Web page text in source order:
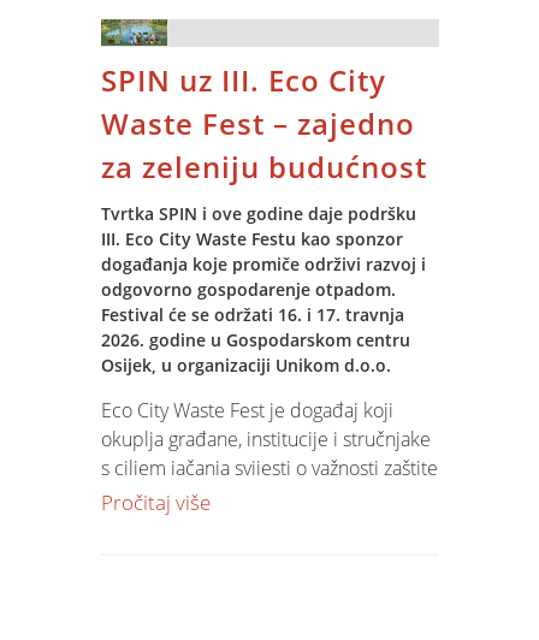
ugostiteljstvo, mobilnu prodaju i
terenski rad.
Zašto Teya?
Teya nudi moderna rješenja za prihvat
jednostavnost korištenja i učinkovitost
poslovanja. Korisnicima su na
raspolaganju brzo procesiranje
transakcija, pregled prometa putem
mobilne aplikacije, redovita softverska
ažuriranja te isplata sredstava već
sljedeći radni dan, sukladno
ugovorenim uvjetima.
poslovanje
zadataka bit će i kreiranje novih
rješenja poslovnih procesa i softverske
podrške.
Ako si proaktivna i timski orijentirana
osoba, idealan si kandidat za ovu
Cijeli tekst natječaja pročitaj nalinku
SPIN uz III. Eco City
Waste Fest – zajedno
za zeleniju budućnost
Tvrtka SPIN i ove godine daje podršku
III. Eco City Waste Festu kao sponzor
događanja koje promiče održivi razvoj i
odgovorno gospodarenje otpadom.
Festival će se održati 16. i 17. travnja
2026. godine u Gospodarskom centru
Osijek, u organizaciji Unikom d.o.o.
Eco City Waste Fest je događaj koji
okuplja građane, institucije i stručnjake
s ciljem jačanja svijesti o važnosti zaštite
okoliša te poticanja konkretnih
Pročitaj više